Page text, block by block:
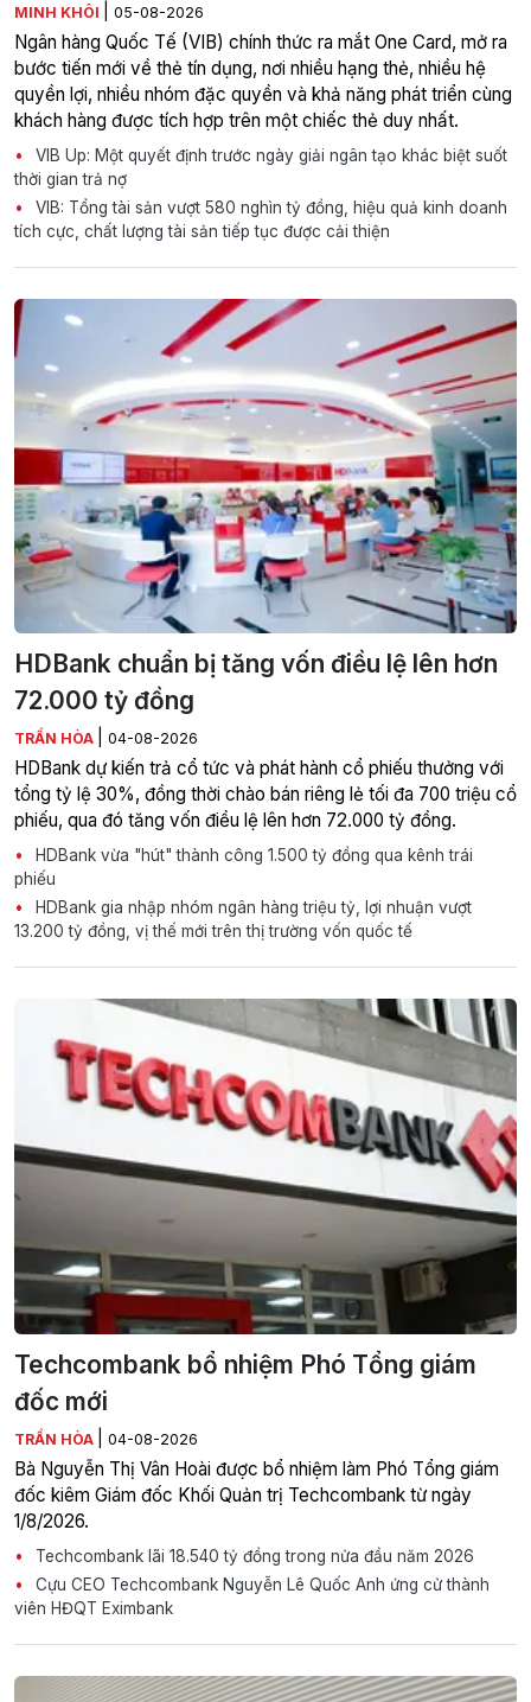
MINH KHÔI 05-08-2026
Ngân hàng Quốc Tế (VIB) chính thức ra mắt One Card, mở ra
bước tiến mới về thẻ tín dụng, nơi nhiều hạng thẻ, nhiều hệ
quyền lợi, nhiều nhóm đặc quyền và khả năng phát triển cùng
khách hàng được tích hợp trên một chiếc thẻ duy nhất.
VIB Up: Một quyết định trước ngày giải ngân tạo khác biệt suốt
thời gian trả nợ
VIB: Tổng tài sản vượt 580 nghìn tỷ đồng, hiệu quả kinh doanh
tích cực, chất lượng tài sản tiếp tục được cải thiện
HDBank chuẩn bị tăng vốn điều lệ lên hơn
72.000 tỷ đồng
TRẦN HÒA 04-08-2026
HDBank dự kiến trả cổ tức và phát hành cổ phiếu thưởng với
tổng tỷ lệ 30%, đồng thời chào bán riêng lẻ tối đa 700 triệu cổ
phiếu, qua đó tăng vốn điều lệ lên hơn 72.000 tỷ đồng.
HDBank vừa "hút" thành công 1.500 tỷ đồng qua kênh trái
phiếu
HDBank gia nhập nhóm ngân hàng triệu tỷ, lợi nhuận vượt
13.200 tỷ đồng, vị thế mới trên thị trường vốn quốc tế
Techcombank bổ nhiệm Phó Tổng giám
đốc mới
TRẦN HÒA 04-08-2026
Bà Nguyễn Thị Vân Hoài được bổ nhiệm làm Phó Tổng giám
đốc kiêm Giám đốc Khối Quản trị Techcombank từ ngày
1/8/2026.
Techcombank lãi 18.540 tỷ đồng trong nửa đầu năm 2026
Cựu CEO Techcombank Nguyễn Lê Quốc Anh ứng cử thành
viên HĐQT Eximbank